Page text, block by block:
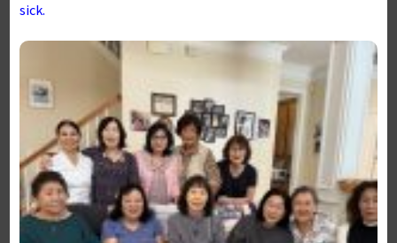
sick.